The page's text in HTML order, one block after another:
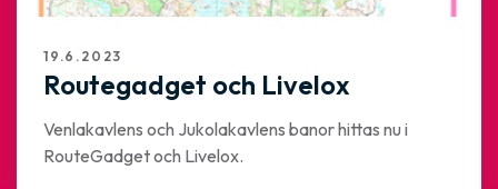
19.6.2023
Routegadget och Livelox
Venlakavlens och Jukolakavlens banor hittas nu i
RouteGadget och Livelox.